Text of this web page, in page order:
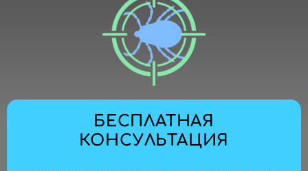
БЕСПЛАТНАЯ
КОНСУЛЬТАЦИЯ